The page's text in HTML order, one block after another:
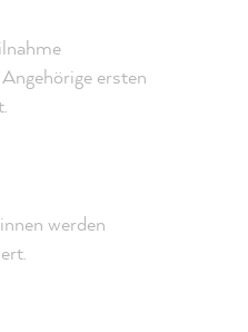
ersten
werden